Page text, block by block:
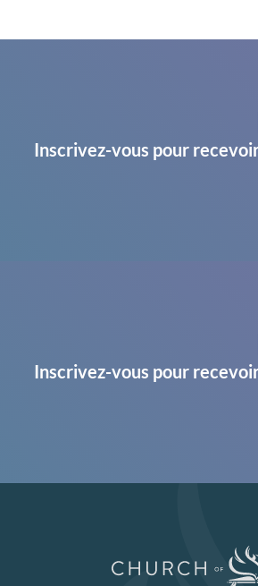
Inscrivez-vous pour
Inscrivez-vous pour